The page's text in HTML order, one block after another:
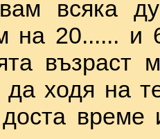
всяка
на 20...... и
възраст
ходя на
време